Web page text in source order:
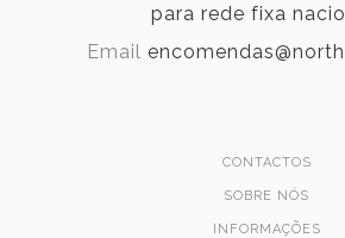
para rede fixa
Email
CONTACTOS
SOBRE NÓS
INFORMAÇÕES